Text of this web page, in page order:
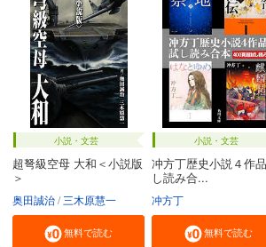
小説・文芸
超弩級空母 大和＜小説版
＞
奥田誠治 三木原慧一
無料で読む
小説・文芸
冲方丁歴史小説４作
し読み合...
冲方丁
無料で読む